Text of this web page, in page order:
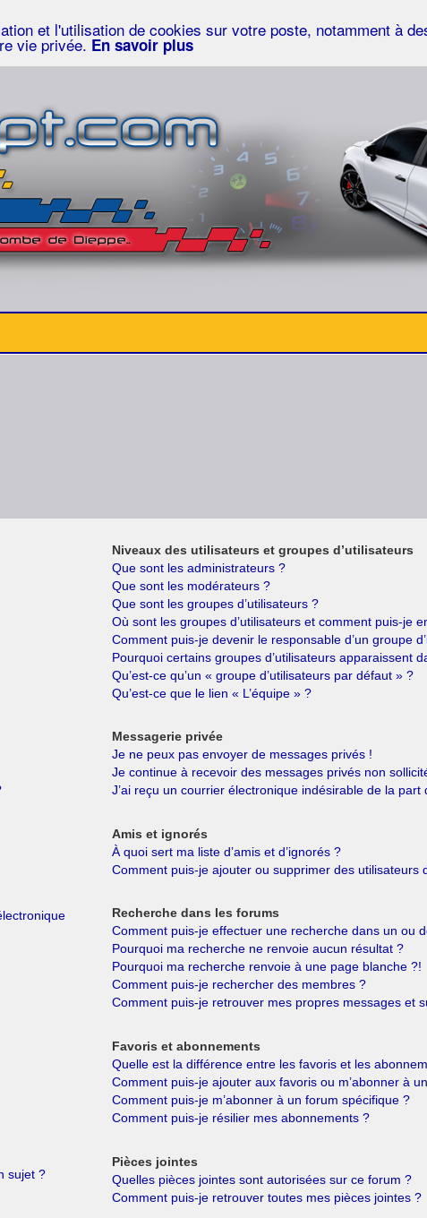
et l'utilisation de cookies sur votre poste, notamment à
vie privée. En savoir plus
sujet ?
Niveaux des utilisateurs et groupes d’utilisateurs
Que sont les administrateurs ?
Que sont les modérateurs ?
Que sont les groupes d’utilisateurs ?
Où sont les groupes d’utilisateurs et comment puis-je
Comment puis-je devenir le responsable d’un groupe
Pourquoi certains groupes d’utilisateurs apparaissent
Qu’est-ce qu’un « groupe d’utilisateurs par défaut » ?
Qu’est-ce que le lien « L’équipe » ?
Messagerie privée
Je ne peux pas envoyer de messages privés !
Je continue à recevoir des messages privés non
J’ai reçu un courrier électronique indésirable de la part
Amis et ignorés
À quoi sert ma liste d’amis et d’ignorés ?
Comment puis-je ajouter ou supprimer des utilisateurs
Recherche dans les forums
Comment puis-je effectuer une recherche dans un ou
Pourquoi ma recherche ne renvoie aucun résultat ?
Pourquoi ma recherche renvoie à une page blanche ?!
Comment puis-je rechercher des membres ?
Comment puis-je retrouver mes propres messages et
Favoris et abonnements
Quelle est la différence entre les favoris et les
Comment puis-je ajouter aux favoris ou m’abonner à
Comment puis-je m’abonner à un forum spécifique ?
Comment puis-je résilier mes abonnements ?
Pièces jointes
Quelles pièces jointes sont autorisées sur ce forum ?
Comment puis-je retrouver toutes mes pièces jointes ?